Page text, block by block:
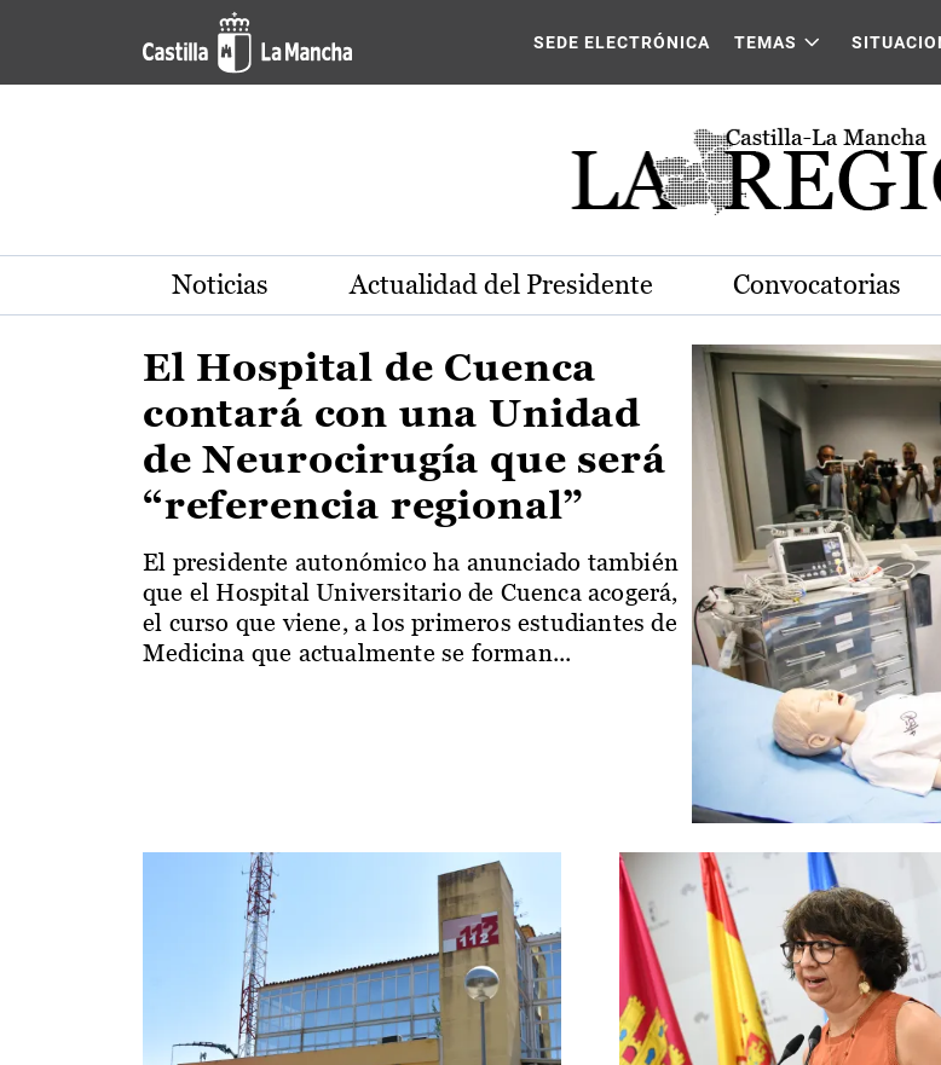
Pasar al contenido principal
Actualidad de la región de Castilla-La Mancha
SEDE ELECTRÓNICA TEMAS
Noticias Actualidad del Presidente Convocatorias
El Hospital de Cuenca
contará con una Unidad
de Neurocirugía que será
“referencia regional”
El presidente autonómico ha anunciado también
que el Hospital Universitario de Cuenca acogerá,
el curso que viene, a los primeros estudiantes de
Medicina que actualmente se forman...